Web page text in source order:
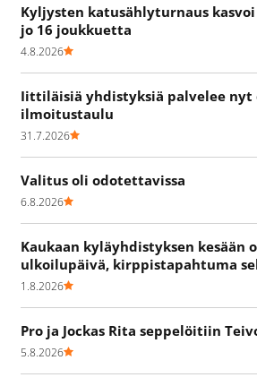
Kyljysten katusählyturnaus
jo 16 joukkuetta
4.8.2026
Iittiläisiä yhdistyksiä palvelee nyt
ilmoitustaulu
31.7.2026
Valitus oli odotettavissa
6.8.2026
Kaukaan kyläyhdistyksen kesään
ulkoilupäivä, kirppistapahtuma
1.8.2026
Pro ja Jockas Rita seppelöitiin
5.8.2026